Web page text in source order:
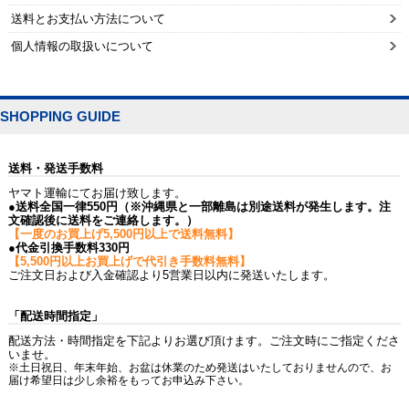
送料とお支払い方法について
個人情報の取扱いについて
SHOPPING GUIDE
送料・発送手数料
ヤマト運輸にてお届け致します。
●送料全国一律550円（※沖縄県と一部離島は別途送料が発生します。注
文確認後に送料をご連絡します。）
【一度のお買上げ5,500円以上で送料無料】
●代金引換手数料330円
【5,500円以上お買上げで代引き手数料無料】
ご注文日および入金確認より5営業日以内に発送いたします。
「配送時間指定」
配送方法・時間指定を下記よりお選び頂けます。ご注文時にご指定くださ
いませ。
※土日祝日、年末年始、お盆は休業のため発送はいたしておりませんので、お
届け希望日は少し余裕をもってお申込み下さい。